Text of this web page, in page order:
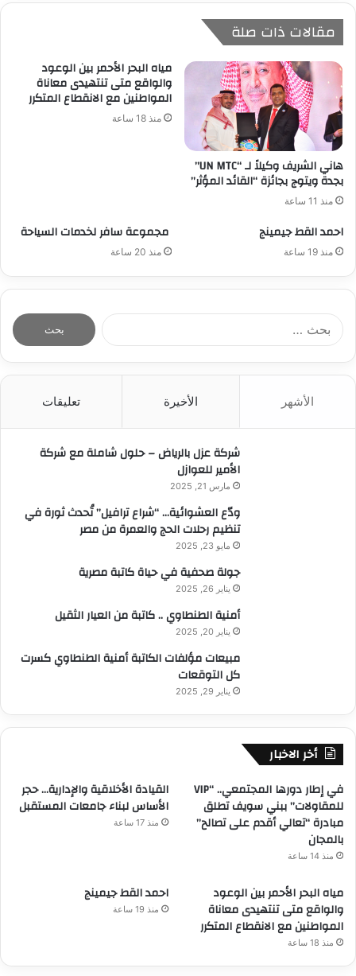
مقالات ذات صلة
هاني الشريف وكيلاً لـ “UN MTC”
بجدة ويتوج بجائزة “القائد المؤثر”
منذ 11 ساعة
مياه البحر الأحمر بين الوعود
والواقع متى تنتهيدى معاناة
المواطنين مع الانقطاع المتكرر
منذ 18 ساعة
احمد القط جيمينج
منذ 19 ساعة
مجموعة سافر لخدمات السياحة
منذ 20 ساعة
الأشهر الأخيرة تعليقات
شركة عزل بالرياض – حلول شاملة مع شركة
الأمير للعوازل
مارس 21, 2025
ودّع العشوائية… “شراع ترافيل” تُحدث ثورة في
تنظيم رحلات الحج والعمرة من مصر
مايو 23, 2025
جولة صحفية في حياة كاتبة مصرية
يناير 26, 2025
أمنية الطنطاوي .. كاتبة من العيار الثقيل
يناير 20, 2025
مبيعات مؤلفات الكاتبة أمنية الطنطاوي كسرت
كل التوقعات
يناير 29, 2025
أخر الاخبار
في إطار دورها المجتمعي.. “VIP
للمقاولات” ببني سويف تطلق
مبادرة “تعالي أقدم على تصالح”
بالمجان
منذ 14 ساعة
القيادة الأخلاقية والإدارية… حجر
الأساس لبناء جامعات المستقبل
منذ 17 ساعة
مياه البحر الأحمر بين الوعود
والواقع متى تنتهيدى معاناة
المواطنين مع الانقطاع المتكرر
منذ 18 ساعة
احمد القط جيمينج
منذ 19 ساعة